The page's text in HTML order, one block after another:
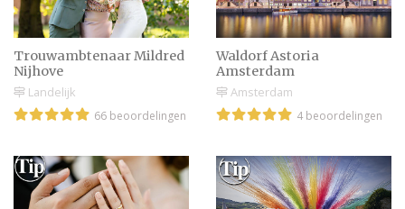
Trouwambtenaar Mildred
Nijhove
Landelijk
66 beoordelingen
Waldorf Astoria
Amsterdam
Amsterdam
4 beoordelingen
Bruidsjurken van Viktor
Huwelijksinspiratie op